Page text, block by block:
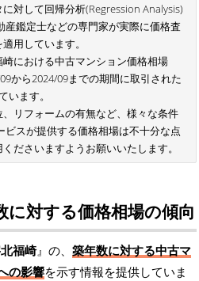
対して回帰分析(Regression Analysis)
産鑑定士などの専門家が実際に価格査
用しています。
における中古マンション価格相場
から2024/09までの期間に取引された
います。
リフォームの有無など、様々な条件
ビスが提供する価格相場は不十分な点
ださいますようお願いいたします。
に対する価格相場の傾向
福崎』の、 築年数に対する中古マ
の影響を示す情報を提供していま